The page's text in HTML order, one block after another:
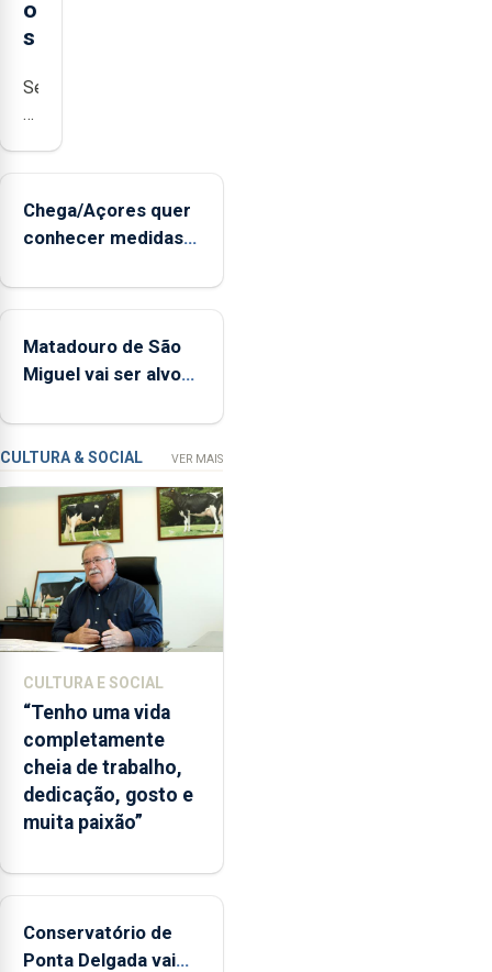
o
s
Serão
adquiridos
instrumentos
uma
harpa,
permitindo
reforçar
condições
de
ensino
instituição
Chega/Açores quer
conhecer medidas
dívida pública
Matadouro de São
Miguel vai ser alvo
CULTURA & SOCIAL VER MAIS
CULTURA E SOCIAL
“Tenho uma vida
completamente
cheia de trabalho,
dedicação, gosto e
muita paixão”
Conservatório de
Ponta Delgada vai